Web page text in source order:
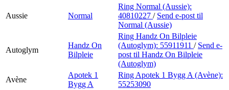
Aussie Normal
Ring Normal (Aussie):
40810227 / Send e-post til
Normal (Aussie)
Autoglym
Handz On
Bilpleie
Ring Handz On Bilpleie
(Autoglym): 55911911 / Send e-
post til Handz On Bilpleie
(Autoglym)
Avène
Apotek 1
Bygg A
Ring Apotek 1 Bygg A (Avène):
55253090